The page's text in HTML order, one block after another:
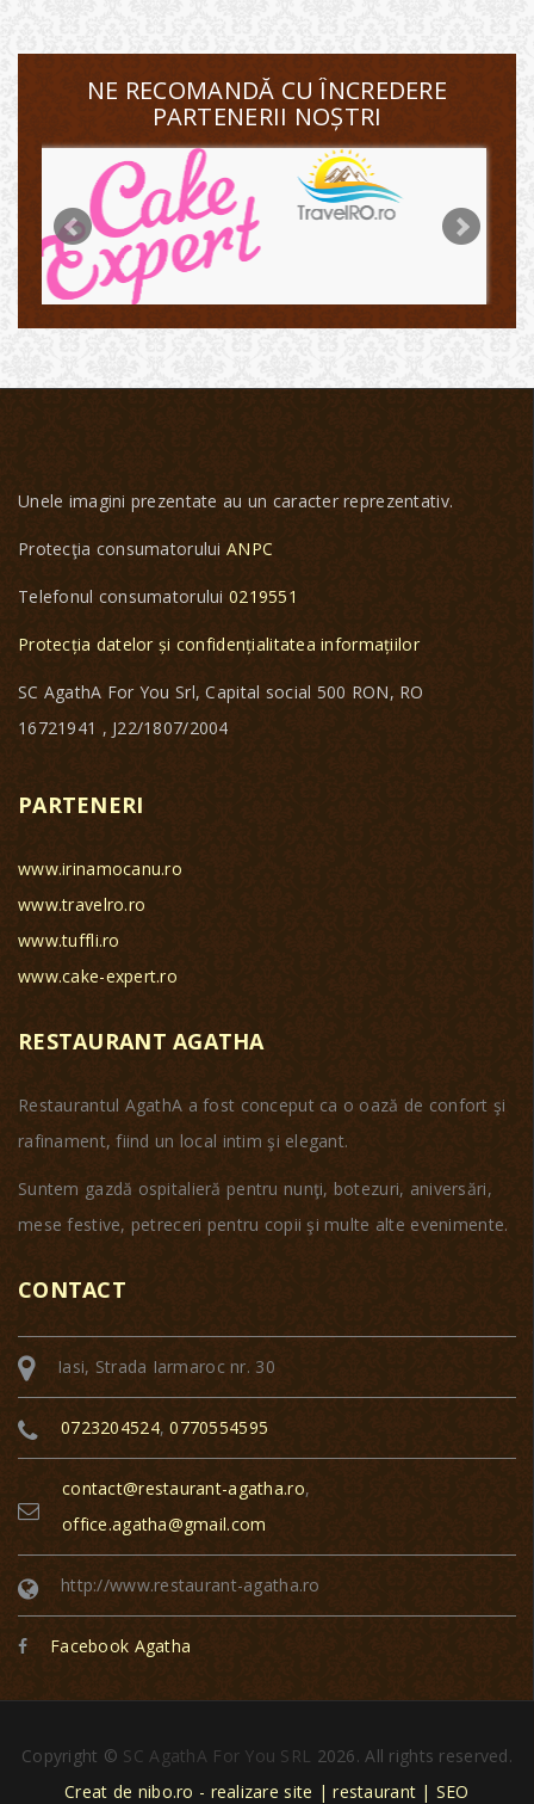
NE RECOMANDĂ CU ÎNCREDERE
PARTENERII NOȘTRI
Unele imagini prezentate au un caracter reprezentativ.
Protecţia consumatorului ANPC
Telefonul consumatorului 0219551
Protecția datelor și confidențialitatea informațiilor
SC AgathA For You Srl, Capital social 500 RON, RO
16721941 , J22/1807/2004
PARTENERI
www.irinamocanu.ro
www.travelro.ro
www.tuffli.ro
www.cake-expert.ro
RESTAURANT AGATHA
Restaurantul AgathA a fost conceput ca o oază de confort şi
rafinament, fiind un local intim şi elegant.
Suntem gazdă ospitalieră pentru nunţi, botezuri, aniversări,
mese festive, petreceri pentru copii şi multe alte evenimente.
CONTACT
Iasi, Strada Iarmaroc nr. 30
0723204524,0770554595
contact@restaurant-agatha.ro,
office.agatha@gmail.com
http://www.restaurant-agatha.ro
Facebook Agatha
Copyright © SC AgathA For You SRL 2026. All rights reserved.
Creat de nibo.ro - realizare site | restaurant | SEO